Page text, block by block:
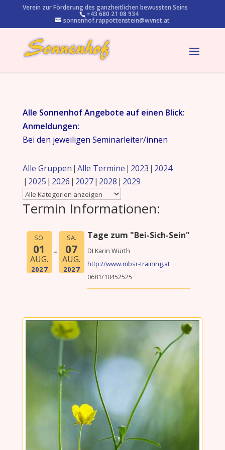
Verein zur Förderung des ganzheitlichen bewussten Seins
+43 680 21 08 934
sonnenhof.rappottenstein@wvnet.at
Alle Sonnenhof Angebote auf einen Blick:
Anmeldungen:
Bei den jeweiligen Seminarleiter/innen
Alle Gruppen Alle Termine 2023 2024
2025 2026 2027 2028 2029
Termin Informationen:
SO.
01
AUG.
2027
SA.
07
AUG.
2027
Tage zum "Bei-Sich-Sein"
http://www.mbsr-training.at
0681/10452525